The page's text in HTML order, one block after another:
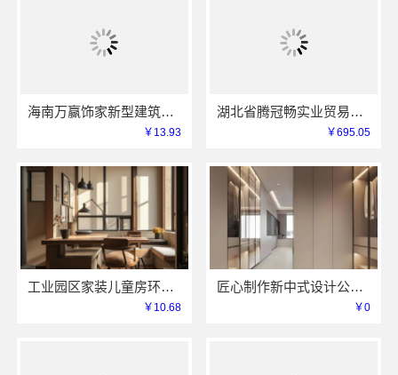
海南万赢饰家新型建筑材料有限公司免费勘测，同城家装服务
￥13.93
湖北省腾冠畅实业贸易有限公司线上轮胎批发品牌哪里买
￥695.05
工业园区家装儿童房环保 苏州兔哥哥智装新材料有限公司
￥10.68
匠心制作新中式设计公司，华居不锈钢演绎东方韵味
￥0